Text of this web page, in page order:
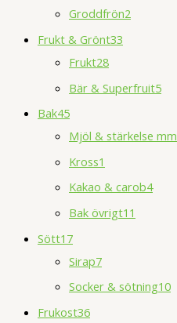
Groddfrön2
Frukt & Grönt33
Frukt28
Bär & Superfruit5
Bak45
Mjöl & stärkelse mm
Kross1
Kakao & carob4
Bak övrigt11
Sött17
Sirap7
Socker & sötning10
Frukost36